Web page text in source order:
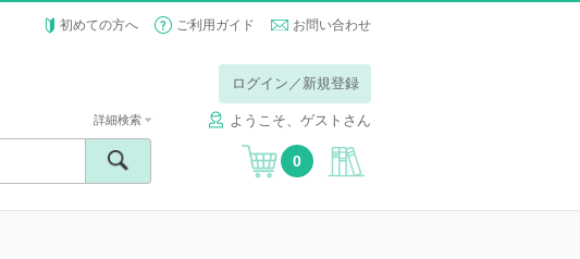
初めての方へ ご利用ガイド お問い合わせ
ログイン／新規登録
ようこそ、ゲストさん
詳細検索
0